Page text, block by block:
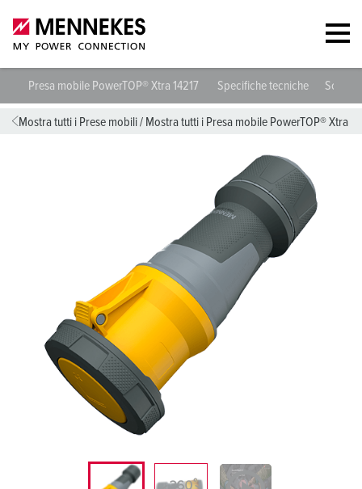
Presa mobile PowerTOP® Xtra 14217 Specifiche tecniche
Mostra tutti i Prese mobili/ Mostra tutti i Presa mobile PowerTOP® Xtra